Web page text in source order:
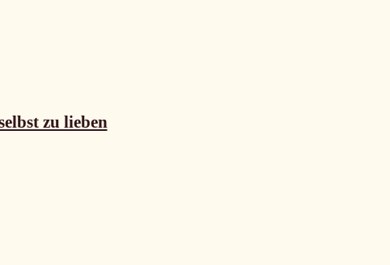
zu lieben